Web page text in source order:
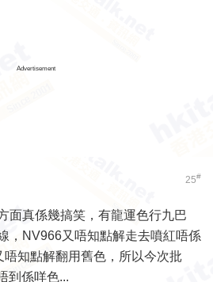
Advertisement
25#
面真係幾搞笑，有龍運色行九巴
，NV966又唔知點解走去噴紅唔係
知點解翻用舊色，所以今次批
到係咩色...